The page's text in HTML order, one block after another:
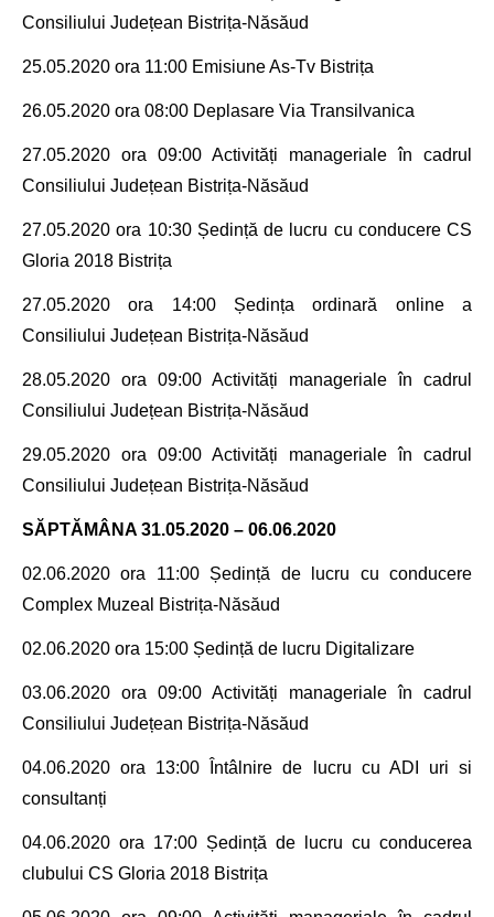
Consiliului Județean Bistrița-Năsăud
25.05.2020 ora 11:00 Emisiune As-Tv Bistrița
26.05.2020 ora 08:00 Deplasare Via Transilvanica
27.05.2020 ora 09:00 Activități manageriale în cadrul
Consiliului Județean Bistrița-Năsăud
27.05.2020 ora 10:30 Ședință de lucru cu conducere CS
Gloria 2018 Bistrița
27.05.2020 ora 14:00 Ședința ordinară online a
Consiliului Județean Bistrița-Năsăud
28.05.2020 ora 09:00 Activități manageriale în cadrul
Consiliului Județean Bistrița-Năsăud
29.05.2020 ora 09:00 Activități manageriale în cadrul
Consiliului Județean Bistrița-Năsăud
SĂPTĂMÂNA 31.05.2020 – 06.06.2020
02.06.2020 ora 11:00 Ședință de lucru cu conducere
Complex Muzeal Bistrița-Năsăud
02.06.2020 ora 15:00 Ședință de lucru Digitalizare
03.06.2020 ora 09:00 Activități manageriale în cadrul
Consiliului Județean Bistrița-Năsăud
04.06.2020 ora 13:00 Întâlnire de lucru cu ADI uri si
consultanți
04.06.2020 ora 17:00 Ședință de lucru cu conducerea
clubului CS Gloria 2018 Bistrița